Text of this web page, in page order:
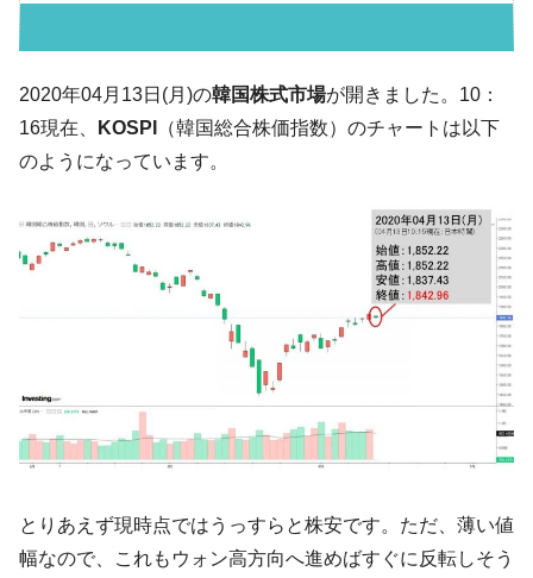
07月販売台数は去年のほぼ半分「71台」しか売れなかっ
た。『起亜』は9台だけ
『Money1』
韓国「信用赦免を何回やっても、何回やっ
落！
韓国K9専用砲弾･装薬自動供給装甲車両･珍
兵器「K10」が改良に乗り出す。
韓国「2026年07月の輸出入」絶好調。半導
体だけで410億ドル、輸出全体の41％もある
韓国･李在明「青年層の雇用状況が悪い。せ
や、若者に起業させよう」⇒ どんな雇用対策だソレ。
『Money1』
【韓国の外貨準備】2026年07月は4,279億ド
ル。外平債の発行「19.4億ドル」
韓国「ここは北朝鮮なのか。選管がサーバ
『Money1』
韓国･李在明さっそく不動産対策で浅薄な発
言。
2020年04月13日(月)の韓国株式市場が開きました。10：
16現在、
KOSPI
（韓国総合株価指数）のチャートは以下
のようになっています。
とりあえず現時点ではうっすらと株安です。ただ、薄い値
幅なので、これもウォン高方向へ進めばすぐに反転しそう